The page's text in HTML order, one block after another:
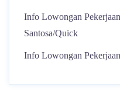
Info Lowongan
Santosa/Quick
Info Lowongan